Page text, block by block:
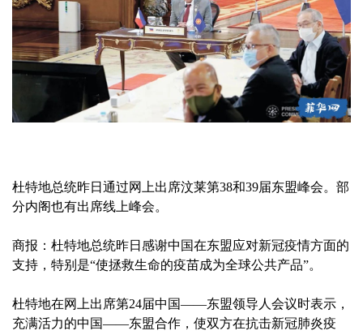
杜特地总统昨日通过网上出席汶莱第38和39届东盟峰会。部
分内阁也有出席线上峰会。
商报：杜特地总统昨日感谢中国在东盟应对新冠疫情方面的
支持，特别是“使拯救生命的疫苗成为全球公共产品”。
杜特地在网上出席第24届中国——东盟领导人会议时表示，
充满活力的中国——东盟合作，使双方在抗击新冠肺炎疫